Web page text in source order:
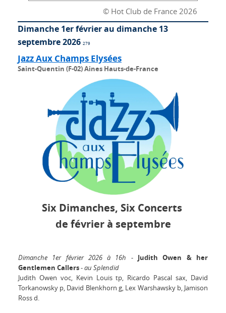
© Hot Club de France 2026
Dimanche 1er février au dimanche 13
septembre 2026 279
Jazz Aux Champs Elysées
Saint-Quentin (F-02) Aines Hauts-de-France
Six Dimanches, Six Concerts
de février à septembre
Dimanche 1er février 2026 à 16h -Judith Owen & her
Gentlemen Callers-au Splendid
Judith Owen voc, Kevin Louis tp, Ricardo Pascal sax, David
Torkanowsky p, David Blenkhorn g, Lex Warshawsky b, Jamison
Ross d.